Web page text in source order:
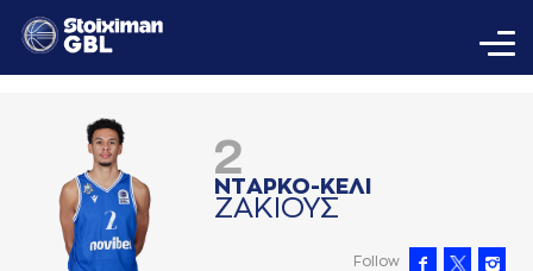
2
ΝΤAΡΚΟ-ΚΕΛΙ
ΖAΚΙΟΥΣ
Follow